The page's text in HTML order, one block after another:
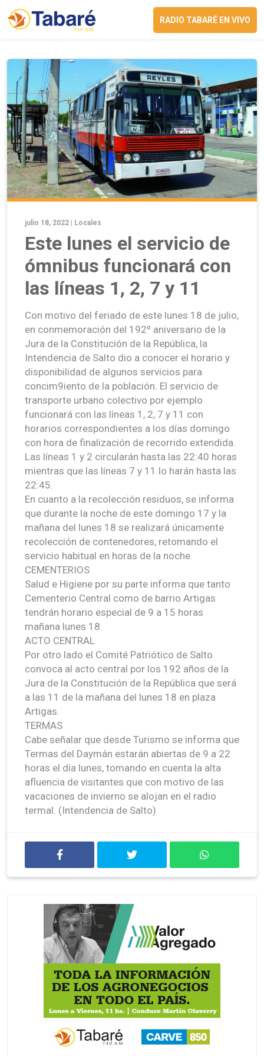
RADIO TABARÉ EN VIVO
julio 18, 2022 | Locales
Este lunes el servicio de
ómnibus funcionará con
las líneas 1, 2, 7 y 11
Con motivo del feriado de este lunes 18 de julio,
en conmemoración del 192º aniversario de la
Jura de la Constitución de la República, la
Intendencia de Salto dio a conocer el horario y
disponibilidad de algunos servicios para
concim9iento de la población. El servicio de
transporte urbano colectivo por ejemplo
funcionará con las líneas 1, 2, 7 y 11 con
horarios correspondientes a los días domingo
con hora de finalización de recorrido extendida.
Las líneas 1 y 2 circularán hasta las 22:40 horas
mientras que las líneas 7 y 11 lo harán hasta las
22:45.
En cuanto a la recolección residuos, se informa
que durante la noche de este domingo 17 y la
mañana del lunes 18 se realizará únicamente
recolección de contenedores, retomando el
servicio habitual en horas de la noche.
CEMENTERIOS
Salud e Higiene por su parte informa que tanto
Cementerio Central como de barrio Artigas
tendrán horario especial de 9 a 15 horas
mañana lunes 18.
ACTO CENTRAL
Por otro lado el Comité Patriótico de Salto
convoca al acto central por los 192 años de la
Jura de la Constitución de la República que será
a las 11 de la mañana del lunes 18 en plaza
Artigas.
TERMAS
Cabe señalar que desde Turismo se informa que
Termas del Daymán estarán abiertas de 9 a 22
horas el día lunes, tomando en cuenta la alta
afluencia de visitantes que con motivo de las
vacaciones de invierno se alojan en el radio
termal. (Intendencia de Salto)